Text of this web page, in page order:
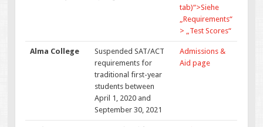
tab)“>Siehe
„Requirements“
> „Test Scores“
Alma College
Suspended SAT/ACT
requirements for
traditional first-year
students between
April 1, 2020 and
September 30, 2021
Admissions &
Aid page